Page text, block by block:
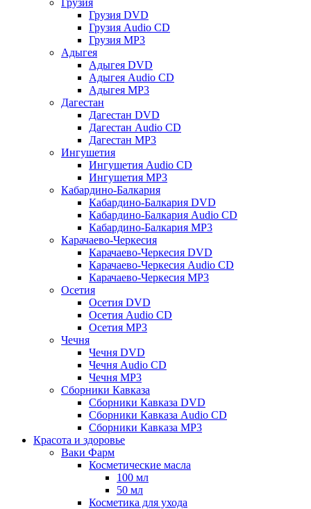
Грузия
Грузия DVD
Грузия Audio CD
Грузия MP3
Адыгея
Адыгея DVD
Адыгея Audio CD
Адыгея MP3
Дагестан
Дагестан DVD
Дагестан Audio CD
Дагестан MP3
Ингушетия
Ингушетия Audio CD
Ингушетия MP3
Кабардино-Балкария
Кабардино-Балкария DVD
Кабардино-Балкария Audio CD
Кабардино-Балкария MP3
Карачаево-Черкесия
Карачаево-Черкесия DVD
Карачаево-Черкесия Audio CD
Карачаево-Черкесия MP3
Осетия
Осетия DVD
Осетия Audio CD
Осетия MP3
Чечня
Чечня DVD
Чечня Audio CD
Чечня MP3
Сборники Кавказа
Сборники Кавказа DVD
Сборники Кавказа Audio CD
Сборники Кавказа MP3
Красота и здоровье
Ваки Фарм
Косметические масла
100 мл
50 мл
Косметика для ухода